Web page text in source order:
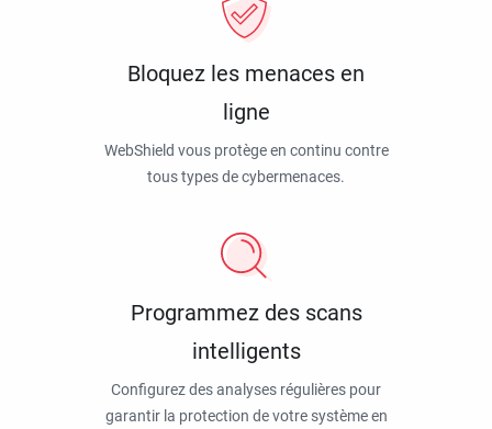
Bloquez les menaces en
ligne
WebShield vous protège en continu contre
tous types de cybermenaces.
Programmez des scans
intelligents
Configurez des analyses régulières pour
garantir la protection de votre système en